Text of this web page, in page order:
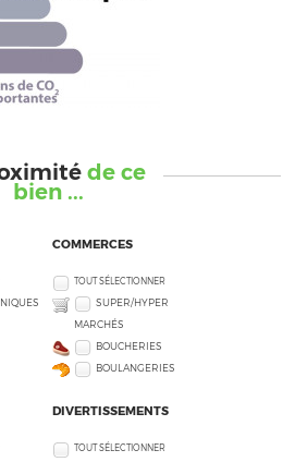
de ce
bien ...
COMMERCES
TOUT SÉLECTIONNER
SUPER/HYPER
MARCHÉS
BOUCHERIES
BOULANGERIES
DIVERTISSEMENTS
TOUT SÉLECTIONNER